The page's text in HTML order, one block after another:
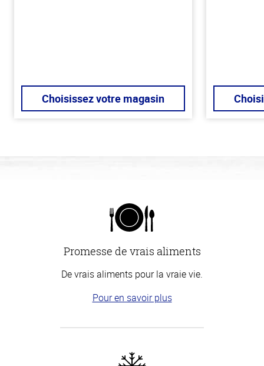
Choisissez votre magasin
Promesse de vrais aliments
De vrais aliments pour la vraie vie.
Pour en savoir plus